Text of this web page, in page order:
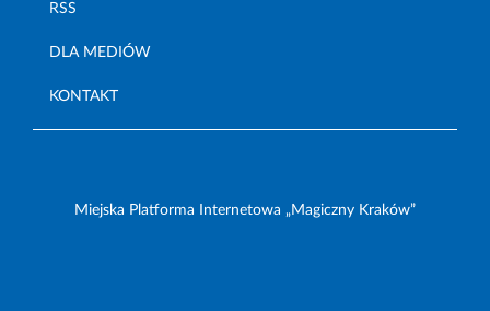
RSS
DLA MEDIÓW
KONTAKT
Miejska Platforma Internetowa „Magiczny Kraków”